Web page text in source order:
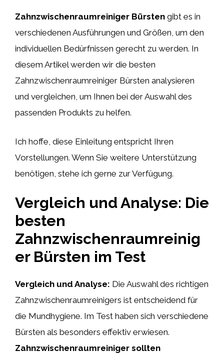
Zahnzwischenraumreiniger Bürsten gibt es in
verschiedenen Ausführungen und Größen, um den
individuellen Bedürfnissen gerecht zu werden. In
diesem Artikel werden wir die besten
Zahnzwischenraumreiniger Bürsten analysieren
und vergleichen, um Ihnen bei der Auswahl des
passenden Produkts zu helfen.
Ich hoffe, diese Einleitung entspricht Ihren
Vorstellungen. Wenn Sie weitere Unterstützung
benötigen, stehe ich gerne zur Verfügung.
Vergleich und Analyse: Die
besten
Zahnzwischenraumreinig
er Bürsten im Test
Vergleich und Analyse: Die Auswahl des richtigen
Zahnzwischenraumreinigers ist entscheidend für
die Mundhygiene. Im Test haben sich verschiedene
Bürsten als besonders effektiv erwiesen.
Zahnzwischenraumreiniger sollten